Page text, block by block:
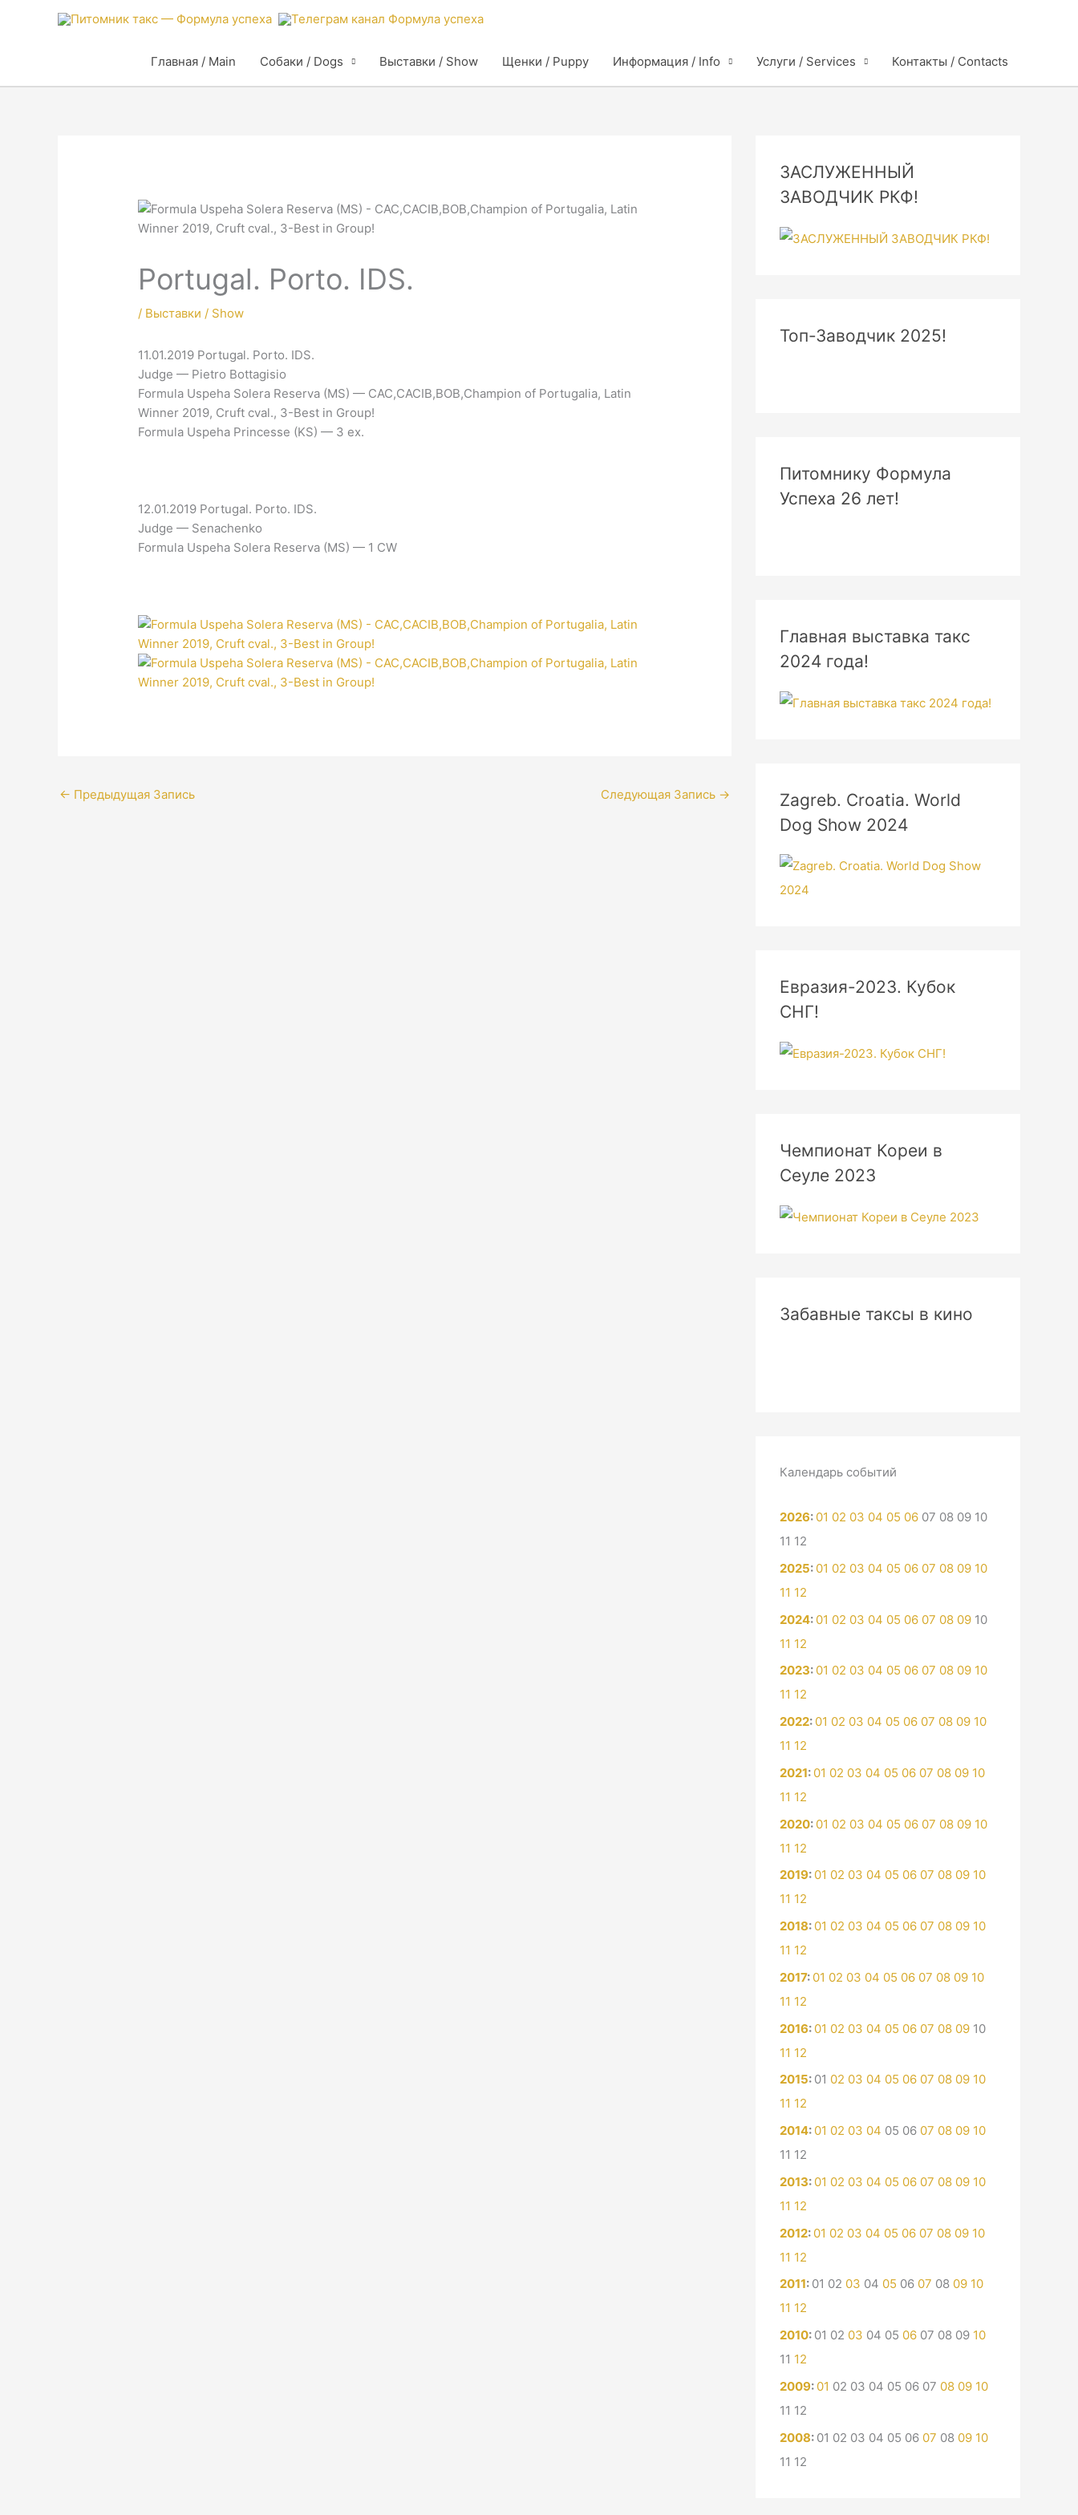
Главная / Main Собаки / Dogs Выставки / Show Щенки / Puppy Информация / Info Услуги / Services Контакты / Contacts
Portugal. Porto. IDS.
/ Выставки / Show
11.01.2019 Portugal. Porto. IDS.
Judge — Pietro Bottagisio
Formula Uspeha Solera Reserva (MS) — CAC,CACIB,BOB,Champion of Portugalia, Latin
Winner 2019, Cruft cval., 3-Best in Group!
Formula Uspeha Princesse (KS) — 3 ex.
12.01.2019 Portugal. Porto. IDS.
Judge — Senachenko
Formula Uspeha Solera Reserva (MS) — 1 CW
← Предыдущая Запись Следующая Запись →
ЗАСЛУЖЕННЫЙ
ЗАВОДЧИК РКФ!
Топ-Заводчик 2025!
Питомнику Формула
Успеха 26 лет!
Главная выставка такс
2024 года!
Zagreb. Croatia. World
Dog Show 2024
Евразия-2023. Кубок
СНГ!
Чемпионат Кореи в
Сеуле 2023
Забавные таксы в кино
Календарь событий
2026: 01 02 03 04 05 06 07 08 09 10
11 12
2025: 01 02 03 04 05 06 07 08 09 10
11 12
2024: 01 02 03 04 05 06 07 08 09 10
11 12
2023: 01 02 03 04 05 06 07 08 09 10
11 12
2022: 01 02 03 04 05 06 07 08 09 10
11 12
2021: 01 02 03 04 05 06 07 08 09 10
11 12
2020: 01 02 03 04 05 06 07 08 09 10
11 12
2019: 01 02 03 04 05 06 07 08 09 10
11 12
2018: 01 02 03 04 05 06 07 08 09 10
11 12
2017: 01 02 03 04 05 06 07 08 09 10
11 12
2016: 01 02 03 04 05 06 07 08 09 10
11 12
2015: 01 02 03 04 05 06 07 08 09 10
11 12
2014: 01 02 03 04 05 06 07 08 09 10
11 12
2013: 01 02 03 04 05 06 07 08 09 10
11 12
2012: 01 02 03 04 05 06 07 08 09 10
11 12
2011: 01 02 03 04 05 06 07 08 09 10
11 12
2010: 01 02 03 04 05 06 07 08 09 10
11 12
2009: 01 02 03 04 05 06 07 08 09 10
11 12
2008: 01 02 03 04 05 06 07 08 09 10
11 12